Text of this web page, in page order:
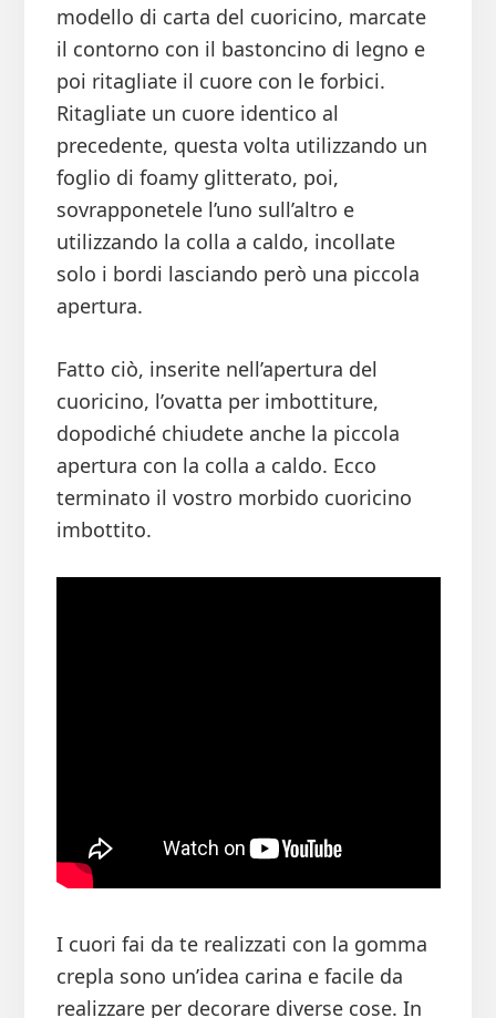
modello di carta del cuoricino, marcate
il contorno con il bastoncino di legno e
poi ritagliate il cuore con le forbici.
Ritagliate un cuore identico al
precedente, questa volta utilizzando un
foglio di foamy glitterato, poi,
sovrapponetele l’uno sull’altro e
utilizzando la colla a caldo, incollate
solo i bordi lasciando però una piccola
apertura.
Fatto ciò, inserite nell’apertura del
cuoricino, l’ovatta per imbottiture,
dopodiché chiudete anche la piccola
apertura con la colla a caldo. Ecco
terminato il vostro morbido cuoricino
imbottito.
I cuori fai da te realizzati con la gomma
crepla sono un’idea carina e facile da
realizzare per decorare diverse cose. In